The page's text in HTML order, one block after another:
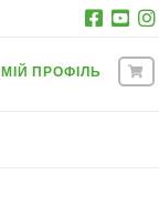
МІЙ ПРОФІЛЬ